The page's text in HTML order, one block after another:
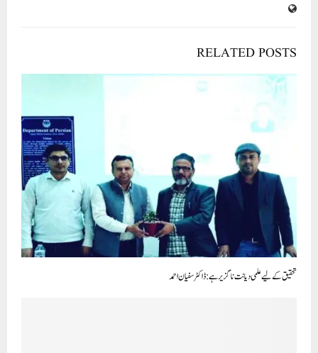
RELATED POSTS
تحقیق کے لیے علمی دیانت ناگزیر ہے: ڈاکٹر سفیان احمد